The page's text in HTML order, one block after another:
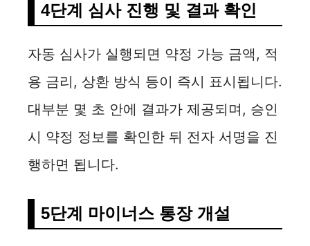
4단계 심사 진행 및 결과 확인
자동 심사가 실행되면 약정 가능 금액, 적
용 금리, 상환 방식 등이 즉시 표시됩니다.
대부분 몇 초 안에 결과가 제공되며, 승인
시 약정 정보를 확인한 뒤 전자 서명을 진
행하면 됩니다.
5단계 마이너스 통장 개설